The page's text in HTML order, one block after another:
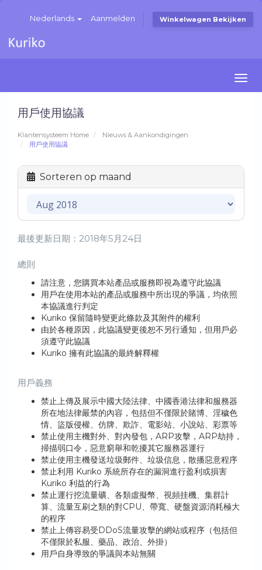
Nederlands Aanmelden Winkelwagen Bekijken
用戶使用協議
Klantensysteem Home
Nieuws & Aankondigingen
用戶使用協議
Sorteren op maand
最後更新日期：2018年5月24日
總則
請注意，您購買本站產品或服務即視為遵守此協議
用戶在使用本站的產品或服務中所出現的爭議，均依照
本協議進行判定
Kuriko 保留隨時變更此條款及其附件的權利
由於各種原因，此協議變更後恕不另行通知，但用戶必
須遵守此協議
Kuriko 擁有此協議的最終解釋權
用戶義務
禁止上傳及展示中國大陸法律、中國香港法律和服務器
所在地法律嚴禁的內容，包括但不僅限於賭博、淫穢色
情、盜版侵權、仿牌、欺詐、電影站、小說站、彩票等
禁止使用主機對外、對內發包，ARP攻擊，ARP劫持，
掃描弱口令，惡意窮舉和乾擾其它服務器運行
禁止使用主機發送垃圾郵件、垃圾信息，散播惡意程序
禁止利用 Kuriko 系統所存在的漏洞進行盈利或損害
Kuriko 利益的行為
禁止運行挖流量礦、各類虛擬幣、視頻挂機、集群計
算、流量互刷之類的對CPU、帶寬、硬盤資源消耗極大
的程序
禁止上傳容易受DDoS流​​量攻擊的網站或程序（包括但
不僅限於私服、藥品、政治、外掛）
用戶自身導致的爭議與本站無關